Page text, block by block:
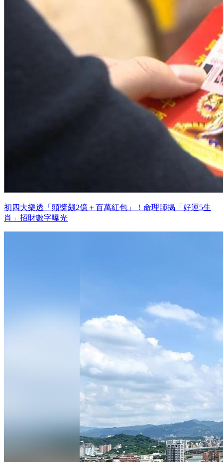
初四大樂透「頭獎飆2億＋百萬紅包」！命理師揭「好運5生
肖」招財數字曝光